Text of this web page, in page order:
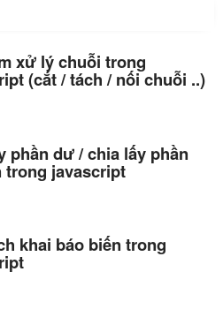
xử lý chuỗi trong
(cắt / tách / nối chuỗi ..)
phần dư / chia lấy phần
trong javascript
khai báo biến trong